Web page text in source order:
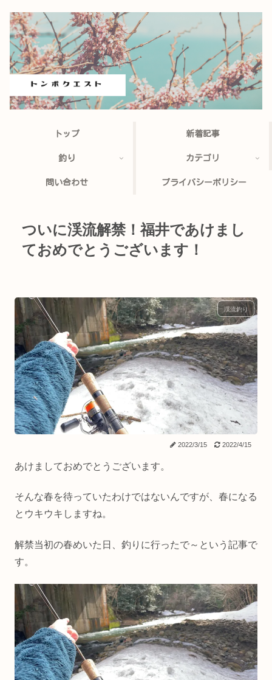
トップ 新着記事
釣り カテゴリ
問い合わせ プライバシーポリシー
ついに渓流解禁！福井であけまし
ておめでとうございます！
渓流釣り
2022/3/15 2022/4/15
あけましておめでとうございます。
そんな春を待っていたわけではないんですが、春になる
とウキウキしますね。
解禁当初の春めいた日、釣りに行ったで～という記事で
す。